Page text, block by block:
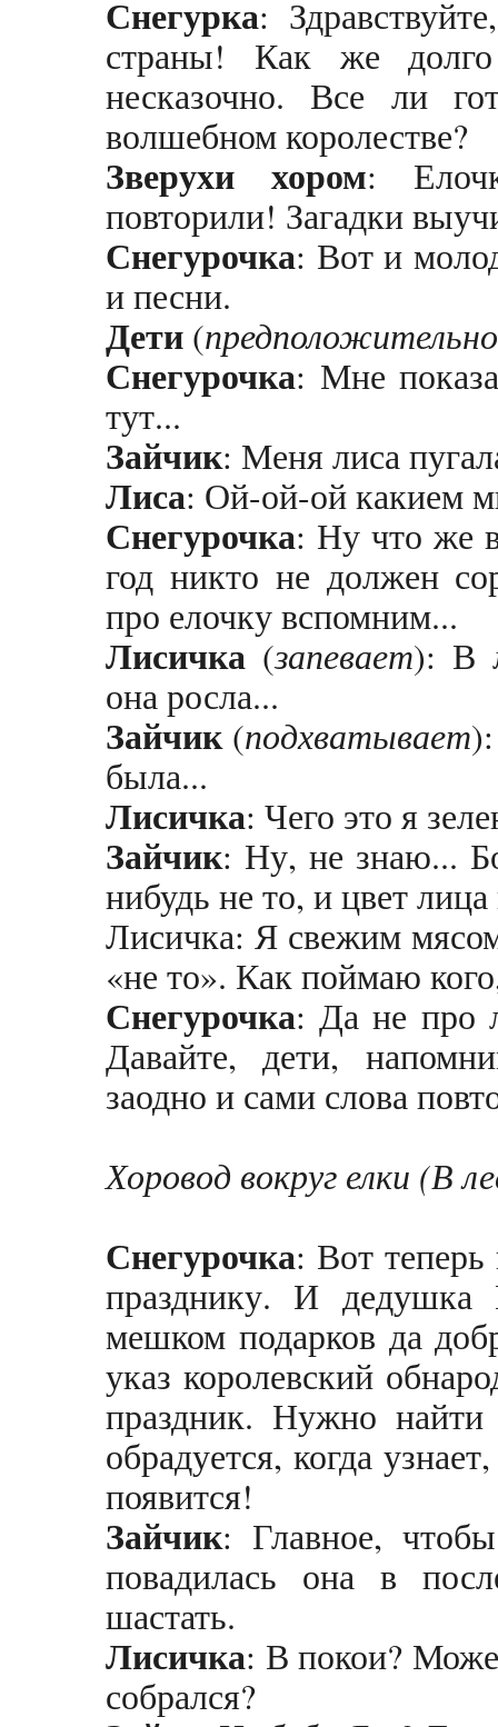
Снегурка:
страны! Как же
несказочно. Все ли
волшебном королестве?
Зверухи хором:
повторили! Загадки
Снегурочка: Вот и
и песни.
Дети (предположительно
Снегурочка: Мне
тут...
Зайчик: Меня лиса
Лиса: Ой-ой-ой какием
Снегурочка: Ну что же
год никто не должен
про елочку вспомним...
Лисичка (запевает): В
она росла...
Зайчик(подхватывает
была...
Лисичка: Чего это я
Зайчик: Ну, не знаю...
нибудь не то, и цвет
Лисичка: Я свежим
«не то». Как поймаю
Снегурочка: Да не про
Давайте, дети,
заодно и сами слова
Хоровод вокруг елки (В
Снегурочка: Вот
празднику. И дедушка
мешком подарков да
указ королевский
праздник. Нужно
обрадуется, когда
появится!
Зайчик: Главное,
повадилась она в
шастать.
Лисичка: В покои?
собрался?